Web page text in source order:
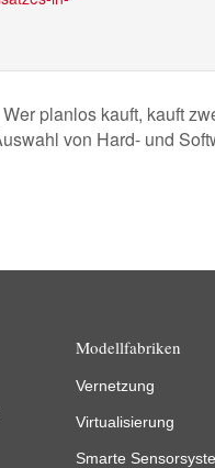
Wer planlos kauft, kauft
von Hard- und
Modellfabriken
Vernetzung
Virtualisierung
Smarte